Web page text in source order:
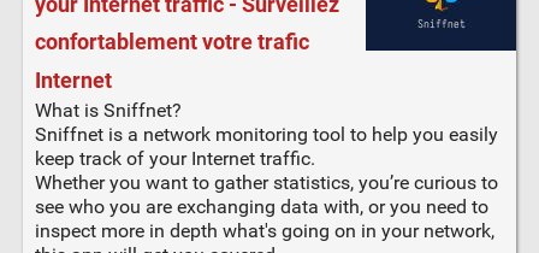
confortablement votre trafic
Internet
What is Sniffnet?
Sniffnet is a network monitoring tool to help you easily
keep track of your Internet traffic.
Whether you want to gather statistics, you’re curious to
see who you are exchanging data with, or you need to
inspect more in depth what's going on in your network,